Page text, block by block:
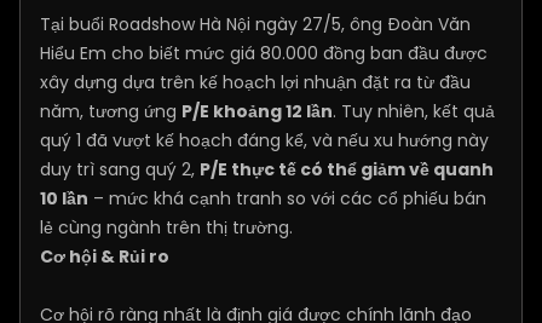
Tại buổi Roadshow Hà Nội ngày 27/5, ông Đoàn Văn
Hiểu Em cho biết mức giá 80.000 đồng ban đầu được
xây dựng dựa trên kế hoạch lợi nhuận đặt ra từ đầu
năm, tương ứng P/E khoảng 12 lần. Tuy nhiên, kết quả
quý 1 đã vượt kế hoạch đáng kể, và nếu xu hướng này
duy trì sang quý 2, P/E thực tế có thể giảm về quanh
10 lần – mức khá cạnh tranh so với các cổ phiếu bán
lẻ cùng ngành trên thị trường.
Cơ hội & Rủi ro
Cơ hội rõ ràng nhất là định giá được chính lãnh đạo